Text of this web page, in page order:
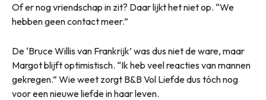
Of er nog vriendschap in zit? Daar lijkt het niet op. “We
hebben geen contact meer.”
De ‘Bruce Willis van Frankrijk’ was dus niet de ware, maar
Margot blijft optimistisch. “Ik heb veel reacties van mannen
gekregen.” Wie weet zorgt B&B Vol Liefde dus tóch nog
voor een nieuwe liefde in haar leven.